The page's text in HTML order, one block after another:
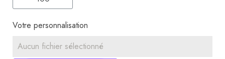
Votre personnalisation
Aucun fichier sélectionné